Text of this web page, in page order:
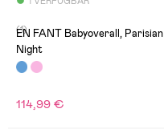
(1)
EN FANT Babyoverall, Parisian
Night
114,99 €